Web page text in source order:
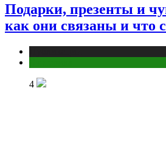
Подарки, презенты и
как они связаны и что
4